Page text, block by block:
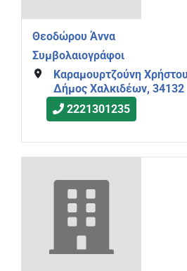
Θεοδώρου Άννα
Συμβολαιογράφοι
Καραμουρτζούνη
Δήμος Χαλκιδέων, 34132
2221301235